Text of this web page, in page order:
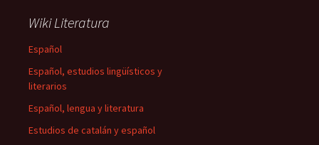
Wiki Literatura
Español
Español, estudios lingüísticos y
literarios
Español, lengua y literatura
Estudios de catalán y español